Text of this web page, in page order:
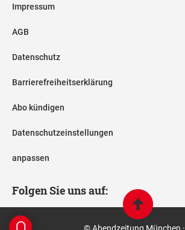
Impressum
AGB
Datenschutz
Barrierefreiheitserklärung
Abo kündigen
Datenschutzeinstellungen
anpassen
Folgen Sie uns auf:
© Abendzeitung München ·